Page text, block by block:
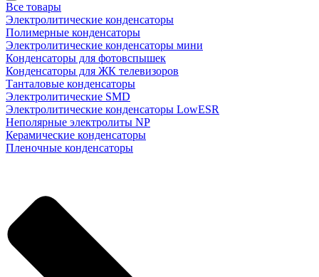
Все товары
Электролитические конденсаторы
Полимерные конденсаторы
Электролитические конденсаторы мини
Конденсаторы для фотовспышек
Конденсаторы для ЖК телевизоров
Танталовые конденсаторы
Электролитические SMD
Электролитические конденсаторы LowESR
Неполярные электролиты NP
Керамические конденсаторы
Пленочные конденсаторы